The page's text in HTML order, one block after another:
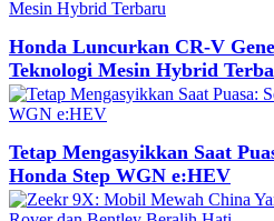
Honda Luncurkan CR-V
Teknologi Mesin Hybrid
Tetap Mengasyikkan Saat
Honda Step WGN e:HEV